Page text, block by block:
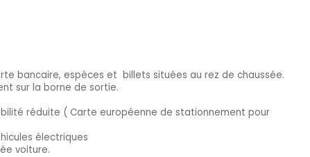
bancaire, espèces et billets situées au rez de chaussée.
sur la borne de sortie.
réduite ( Carte européenne de stationnement pour
électriques
voiture.